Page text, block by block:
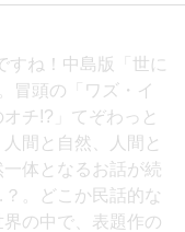
すね！中島版「世に
冒頭の「ワズ・イ
チ!?」てぞわっと
間と自然、人間と
体となるお話が続
。どこか民話的な
の中で、表題作の